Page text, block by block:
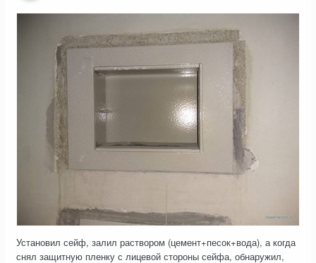
Установил сейф, залил раствором (цемент+песок+вода), а когда
снял защитную пленку с лицевой стороны сейфа, обнаружил,